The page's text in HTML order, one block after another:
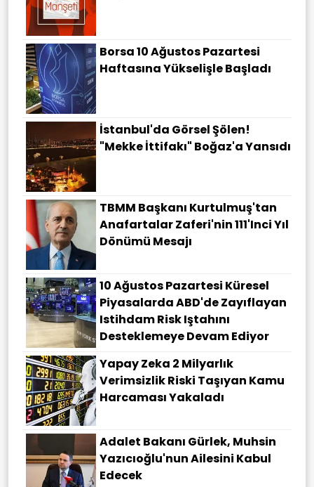
Borsa 10 Ağustos Pazartesi
Haftasına Yükselişle Başladı
İstanbul'da Görsel Şölen!
"Mekke İttifakı" Boğaz'a Yansıdı
TBMM Başkanı Kurtulmuş'tan
Anafartalar Zaferi'nin 111'inci Yıl
Dönümü Mesajı
10 Ağustos Pazartesi Küresel
Piyasalarda ABD'de Zayıflayan
Istihdam Risk Iştahını
Desteklemeye Devam Ediyor
Yapay Zeka 2 Milyarlık
Verimsizlik Riski Taşıyan Kamu
Harcaması Yakaladı
Adalet Bakanı Gürlek, Muhsin
Yazıcıoğlu'nun Ailesini Kabul
Edecek